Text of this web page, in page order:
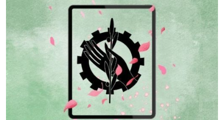
Egutegian adierazitakoez gain, hilabete hauetan
sortuko diren prestakuntza eta/edo jarduera
berrien berri emango dizuegu posta elektronikoz.